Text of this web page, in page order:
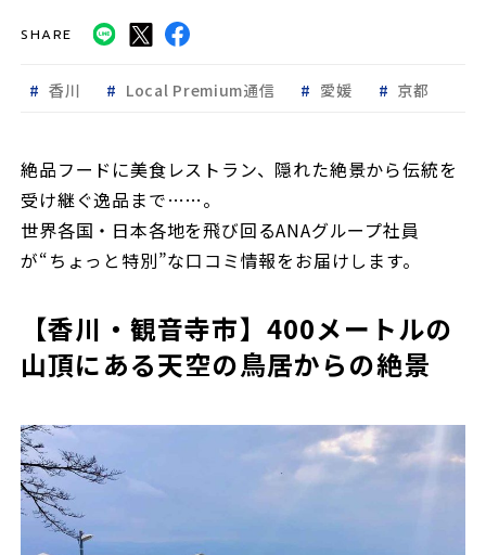
SHARE
香川 Local Premium通信 愛媛 京都
絶品フードに美食レストラン、隠れた絶景から伝統を
受け継ぐ逸品まで……。
世界各国・日本各地を飛び回るANAグループ社員
が“ちょっと特別”な口コミ情報をお届けします。
【香川・観音寺市】400メートルの
山頂にある天空の鳥居からの絶景